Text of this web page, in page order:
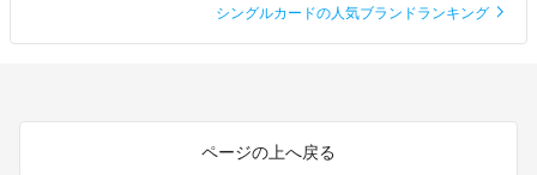
シングルカードの人気ブランドランキング
ページの上へ戻る